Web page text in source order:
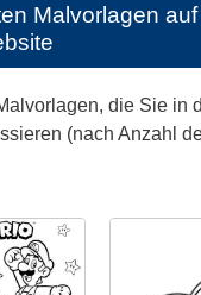
Malvorlagen
die Sie in
(nach Anzahl